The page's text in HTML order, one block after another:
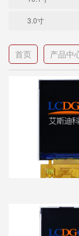
3.0寸
首页 产品中